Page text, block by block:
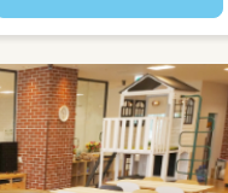
連携、送迎設定やスタッフ
営業務全般もお任せしま